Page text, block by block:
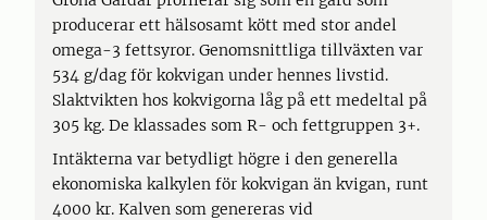
producerar ett hälsosamt kött med stor andel
omega-3 fettsyror. Genomsnittliga tillväxten var
534 g/dag för kokvigan under hennes livstid.
Slaktvikten hos kokvigorna låg på ett medeltal på
305 kg. De klassades som R- och fettgruppen 3+.
Intäkterna var betydligt högre i den generella
ekonomiska kalkylen för kokvigan än kvigan, runt
4000 kr. Kalven som genereras vid